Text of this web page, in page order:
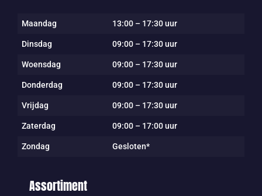
Maandag 13:00 – 17:30 uur
Dinsdag 09:00 – 17:30 uur
Woensdag 09:00 – 17:30 uur
Donderdag 09:00 – 17:30 uur
Vrijdag 09:00 – 17:30 uur
Zaterdag 09:00 – 17:00 uur
Zondag Gesloten*
Assortiment